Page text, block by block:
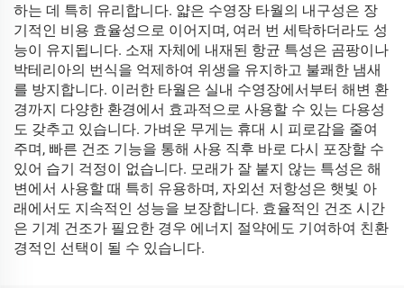
하는 데 특히 유리합니다. 얇은 수영장 타월의 내구성은 장
기적인 비용 효율성으로 이어지며, 여러 번 세탁하더라도 성
능이 유지됩니다. 소재 자체에 내재된 항균 특성은 곰팡이나
박테리아의 번식을 억제하여 위생을 유지하고 불쾌한 냄새
를 방지합니다. 이러한 타월은 실내 수영장에서부터 해변 환
경까지 다양한 환경에서 효과적으로 사용할 수 있는 다용성
도 갖추고 있습니다. 가벼운 무게는 휴대 시 피로감을 줄여
주며, 빠른 건조 기능을 통해 사용 직후 바로 다시 포장할 수
있어 습기 걱정이 없습니다. 모래가 잘 붙지 않는 특성은 해
변에서 사용할 때 특히 유용하며, 자외선 저항성은 햇빛 아
래에서도 지속적인 성능을 보장합니다. 효율적인 건조 시간
은 기계 건조가 필요한 경우 에너지 절약에도 기여하여 친환
경적인 선택이 될 수 있습니다.